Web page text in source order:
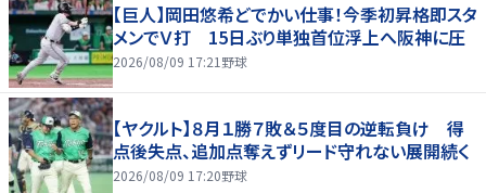
【巨人】岡田悠希どでかい仕事！今季初昇格即スタ
メンでＶ打 15日ぶり単独首位浮上へ阪神に圧
2026/08/09 17:21 野球
【ヤクルト】８月１勝７敗＆５度目の逆転負け 得
点後失点、追加点奪えずリード守れない展開続く
2026/08/09 17:20野球